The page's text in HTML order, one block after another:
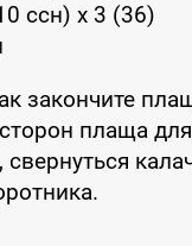
ссн) x 3 (36)
закончите
плаща
свернуться